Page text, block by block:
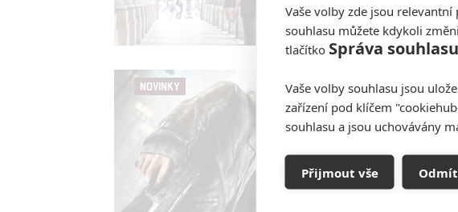
NOVINKY
plná
roli
Vaše volby zde jsou
souhlasu můžete kdykoli
tlačítko Správa souhlasu
Vaše volby souhlasu jsou
zařízení pod klíčem
souhlasu a jsou uchovávány
Přijmout vše